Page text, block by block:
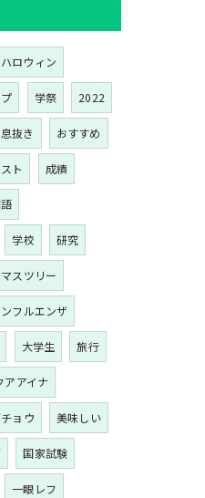
ハロウィン
学祭 2022
息抜き おすすめ
ト 成績
学校 研究
スツリー
フルエンザ
大学生 旅行
アアイナ
ョウ 美味しい
国家試験
一眼レフ